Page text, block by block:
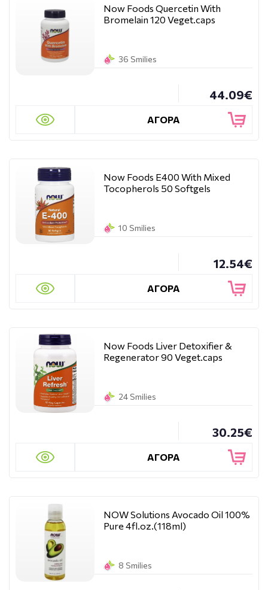
Now Foods Quercetin With
Bromelain 120 Veget.caps
36 Smilies
44.09€
ΑΓΟΡΑ
Now Foods E400 With Mixed
Tocopherols 50 Softgels
10 Smilies
12.54€
ΑΓΟΡΑ
Now Foods Liver Detoxifier &
Regenerator 90 Veget.caps
24 Smilies
30.25€
ΑΓΟΡΑ
NOW Solutions Avocado Oil 100%
Pure 4fl.oz.(118ml)
8 Smilies